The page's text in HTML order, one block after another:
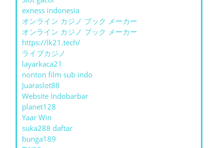
exness indonesia
オンライン カジノ ブック メーカー
オンライン カジノ ブック メーカー
https://lk21.tech/
ライブカジノ
layarkaca21
nonton film sub indo
Juaraslot88
Website Indobarbar
planet128
Yaar Win
suka288 daftar
bunga189